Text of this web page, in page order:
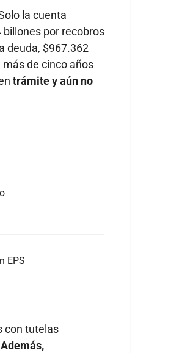
la cuenta
billones por recobros
deuda, $967.362
de cinco años
trámite y aún no
EPS
con tutelas
Además,